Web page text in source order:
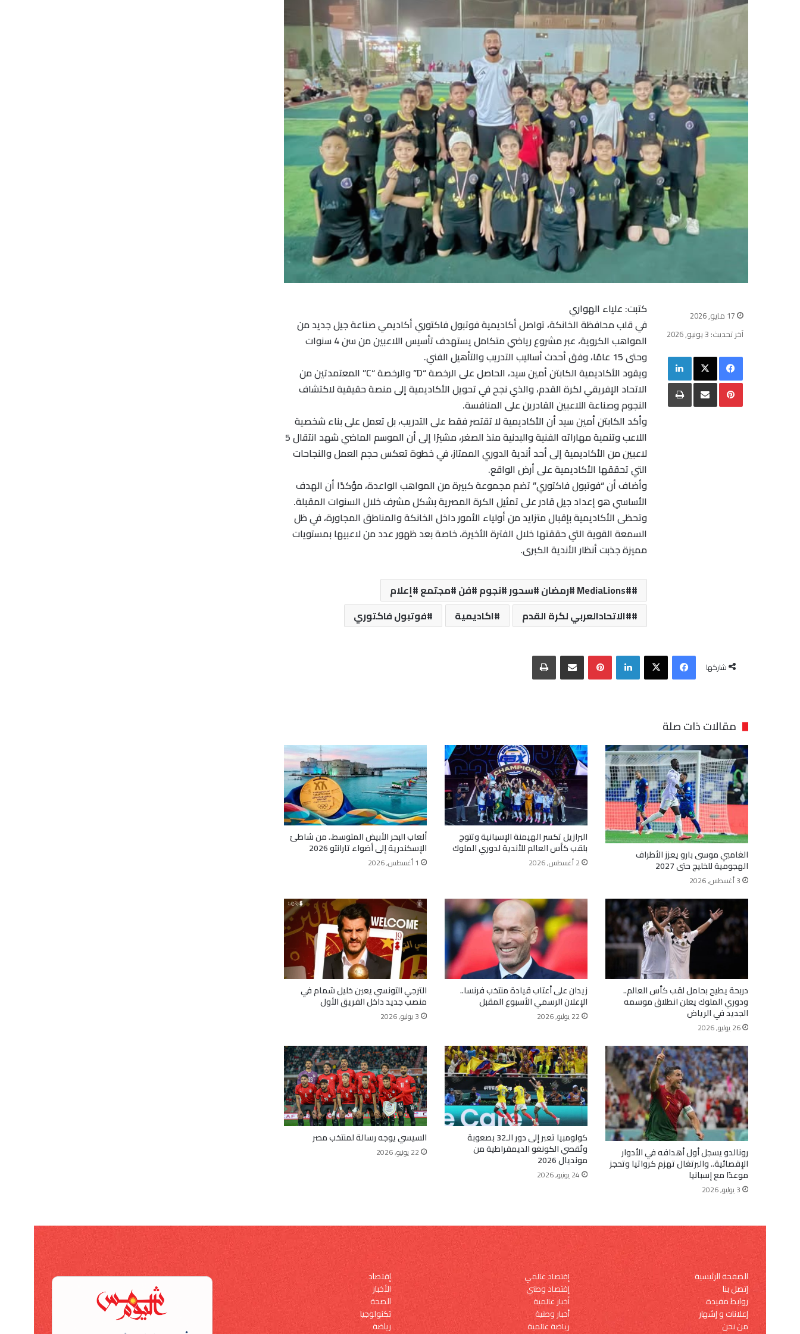
كتبت: علياء الهواري
في قلب محافظة الخانكة، تواصل أكاديمية فوتبول فاكتوري أكاديمي صناعة جيل جديد من
المواهب الكروية، عبر مشروع رياضي متكامل يستهدف تأسيس اللاعبين من سن 4 سنوات
وحتى 15 عامًا، وفق أحدث أساليب التدريب والتأهيل الفني.
ويقود الأكاديمية الكابتن أمين سيد، الحاصل على الرخصة “D” والرخصة “C” المعتمدتين من
الاتحاد الإفريقي لكرة القدم، والذي نجح في تحويل الأكاديمية إلى منصة حقيقية لاكتشاف
النجوم وصناعة اللاعبين القادرين على المنافسة.
وأكد الكابتن أمين سيد أن الأكاديمية لا تقتصر فقط على التدريب، بل تعمل على بناء شخصية
اللاعب وتنمية مهاراته الفنية والبدنية منذ الصغر، مشيرًا إلى أن الموسم الماضي شهد انتقال 5
لاعبين من الأكاديمية إلى أحد أندية الدوري الممتاز، في خطوة تعكس حجم العمل والنجاحات
التي تحققها الأكاديمية على أرض الواقع.
وأضاف أن “فوتبول فاكتوري” تضم مجموعة كبيرة من المواهب الواعدة، مؤكدًا أن الهدف
الأساسي هو إعداد جيل قادر على تمثيل الكرة المصرية بشكل مشرف خلال السنوات المقبلة.
وتحظى الأكاديمية بإقبال متزايد من أولياء الأمور داخل الخانكة والمناطق المجاورة، في ظل
السمعة القوية التي حققتها خلال الفترة الأخيرة، خاصة بعد ظهور عدد من لاعبيها بمستويات
مميزة جذبت أنظار الأندية الكبرى.
#MediaLions #رمضان #سحور #نجوم #فن #مجتمع #إعلام
#الاتحادالعربي لكرة القدم
اكاديمية فوتبول فاكتوري
17 مايو, 2026
آخر تحديث: 3 يونيو, 2026
فيسبوك‫X
لينكدإن
بينتيريستمشاركة عبر البريد طباعة
شاركها
فيسبوك‫X لينكدإن بينتيريستمشاركة عبر البريد طباعة
مقالات ذات صلة
الغامبي موسى بارو يعزز الأطراف
الهجومية للخليج حتى 2027
3 أغسطس, 2026
البرازيل تكسر الهيمنة الإسبانية وتتوج
بلقب كأس العالم للأندية لدوري الملوك
2 أغسطس, 2026
ألعاب البحر الأبيض المتوسط.. من شاطئ
الإسكندرية إلى أضواء تارانتو 2026
1 أغسطس, 2026
دربحة يطيح بحامل لقب كأس العالم..
ودوري الملوك يعلن انطلاق موسمه
الجديد في الرياض
26 يوليو, 2026
زيدان على أعتاب قيادة منتخب فرنسا..
الإعلان الرسمي الأسبوع المقبل
22 يوليو, 2026
الترجي التونسي يعين خليل شمام في
منصب جديد داخل الفريق الأول
3 يوليو, 2026
رونالدو يسجل أول أهدافه في الأدوار
الإقصائية.. والبرتغال تهزم كرواتيا وتحجز
موعدًا مع إسبانيا
3 يوليو, 2026
كولومبيا تعبر إلى دور الـ32 بصعوبة
وتُقصي الكونغو الديمقراطية من
مونديال 2026
24 يونيو, 2026
السيسي يوجه رسالة لمنتخب مصر
22 يونيو, 2026
الصفحة الرئيسية
إتصل بنا
روابط مفيدة
إعلانات و إشهار
من نحن
إقتصاد عالمي
إقتصاد وطني
أخبار عالمية
أخبار وطنية
رياضة عالمية
إقتصاد
الأخبار
الصحة
تكنولوجيا
رياضة